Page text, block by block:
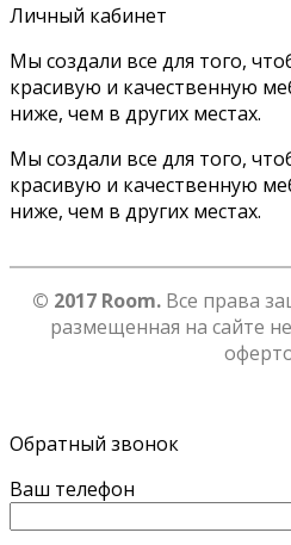
Личный кабинет
Мы создали все для того,
красивую и качественную
ниже, чем в других местах.
Мы создали все для того,
красивую и качественную
ниже, чем в других местах.
© 2017 Room. Все права
размещенная на сайте
Обратный звонок
Ваш телефон